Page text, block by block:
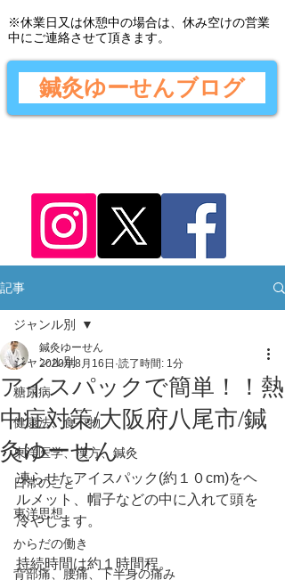
​※休業日又は休憩中の場合は、休み空けの営業
中にご連絡させて頂きます。
鍼灸ゆーせんブログ
記事
ジャンル別
糖尿病
健康法、食べ物
東洋医学、漢方、鍼灸
日常のこと
東洋思想
からだの働き
背部痛、腰痛、下半身の痛み
ジャンル別
アイスパックで簡単！！熱
中症対策/大阪府八尾市/鍼
灸ゆーせん
鍼灸ゆーせん
2020年8月16日 読了時間: 1分
凍らせたアイスパック(約１０cm)をヘ
ルメット、帽子などの中に入れて頭を
冷やします。
持続時間は約１時間程。